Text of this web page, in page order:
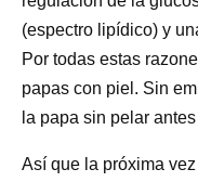
(espectro lipídico) y
Por todas estas
papas con piel. Sin
la papa sin pelar
Así que la próxima